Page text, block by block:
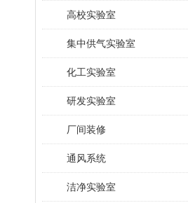
高校实验室
集中供气实验室
化工实验室
研发实验室
厂间装修
通风系统
洁净实验室